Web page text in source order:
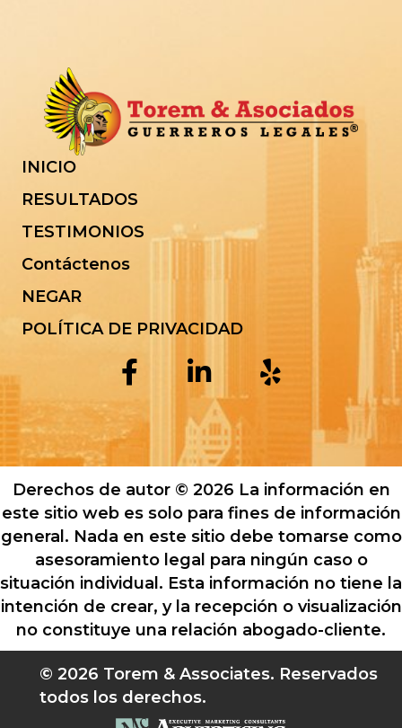
INICIO
RESULTADOS
TESTIMONIOS
Contáctenos
NEGAR
POLÍTICA DE PRIVACIDAD
Derechos de autor © 2026 La información en
este sitio web es solo para fines de información
general. Nada en este sitio debe tomarse como
asesoramiento legal para ningún caso o
situación individual. Esta información no tiene la
intención de crear, y la recepción o visualización
no constituye una relación abogado-cliente.
© 2026 Torem & Associates. Reservados
todos los derechos.